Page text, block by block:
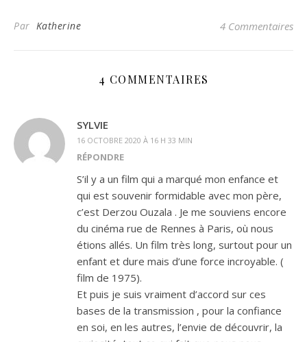
Par Katherine 4 Commentaires
4 COMMENTAIRES
SYLVIE
16 OCTOBRE 2020 À 16 H 33 MIN
RÉPONDRE
S’il y a un film qui a marqué mon enfance et
qui est souvenir formidable avec mon père,
c’est Derzou Ouzala . Je me souviens encore
du cinéma rue de Rennes à Paris, où nous
étions allés. Un film très long, surtout pour un
enfant et dure mais d’une force incroyable. (
film de 1975).
Et puis je suis vraiment d’accord sur ces
bases de la transmission , pour la confiance
en soi, en les autres, l’envie de découvrir, la